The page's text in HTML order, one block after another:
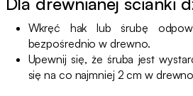
Wkręć hak lub śrubę
bezpośrednio w drewno.
Upewnij się, że śruba jest
się na co najmniej 2 cm w